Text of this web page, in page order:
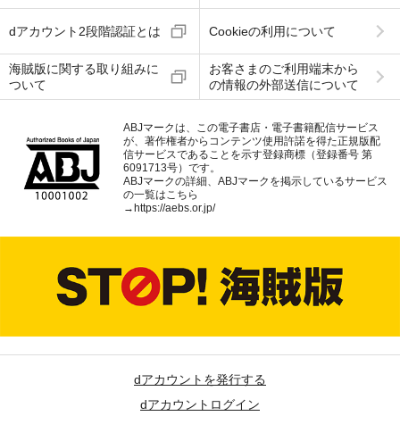
dアカウント2段階認証とは Cookieの利用について
海賊版に関する取り組みに
ついて
お客さまのご利用端末から
の情報の外部送信について
ABJマークは、この電子書店・電子書籍配信サービス
が、著作権者からコンテンツ使用許諾を得た正規版配
信サービスであることを示す登録商標（登録番号 第
6091713号）です。
ABJマークの詳細、ABJマークを掲示しているサービス
の一覧はこちら
→ https://aebs.or.jp/
dアカウントを発行する
dアカウントログイン